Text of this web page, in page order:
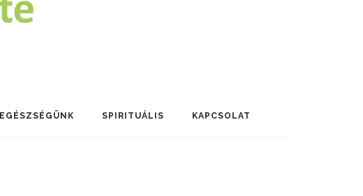
EGÉSZSÉGÜNK SPIRITUÁLIS KAPCSOLAT